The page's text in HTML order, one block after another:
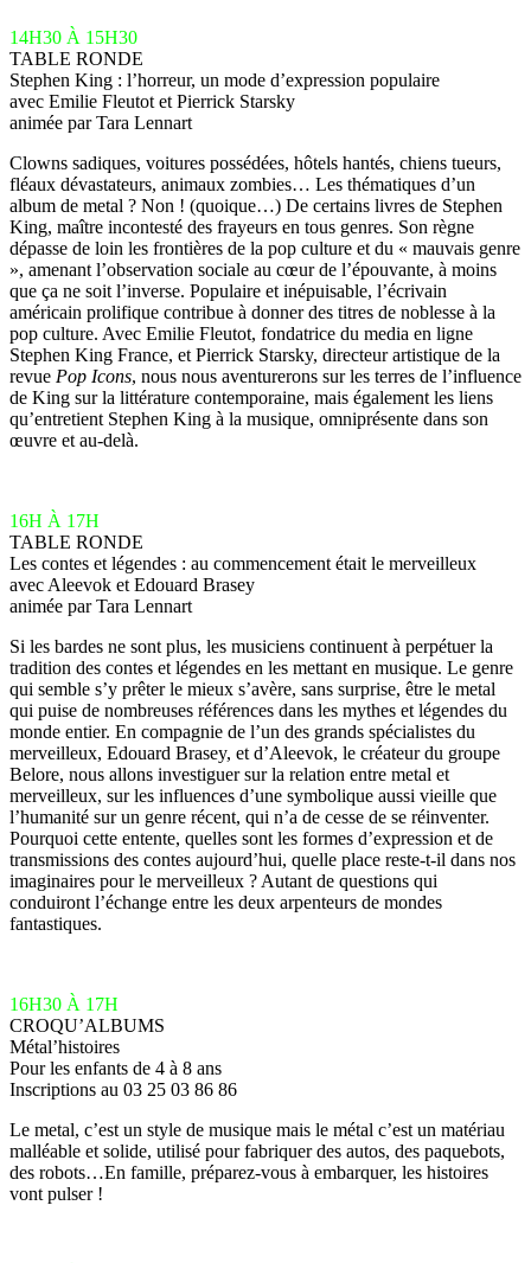
14H30 À 15H30
TABLE RONDE
Stephen King : l’horreur, un mode d’expression populaire
avec Emilie Fleutot et Pierrick Starsky
animée par Tara Lennart
Clowns sadiques, voitures possédées, hôtels hantés, chiens tueurs,
fléaux dévastateurs, animaux zombies… Les thématiques d’un
album de metal ? Non ! (quoique…) De certains livres de Stephen
King, maître incontesté des frayeurs en tous genres. Son règne
dépasse de loin les frontières de la pop culture et du « mauvais genre
», amenant l’observation sociale au cœur de l’épouvante, à moins
que ça ne soit l’inverse. Populaire et inépuisable, l’écrivain
américain prolifique contribue à donner des titres de noblesse à la
pop culture. Avec Emilie Fleutot, fondatrice du media en ligne
Stephen King France, et Pierrick Starsky, directeur artistique de la
revue Pop Icons, nous nous aventurerons sur les terres de l’influence
de King sur la littérature contemporaine, mais également les liens
qu’entretient Stephen King à la musique, omniprésente dans son
œuvre et au-delà.
16H À 17H
TABLE RONDE
Les contes et légendes : au commencement était le merveilleux
avec Aleevok et Edouard Brasey
animée par Tara Lennart
Si les bardes ne sont plus, les musiciens continuent à perpétuer la
tradition des contes et légendes en les mettant en musique. Le genre
qui semble s’y prêter le mieux s’avère, sans surprise, être le metal
qui puise de nombreuses références dans les mythes et légendes du
monde entier. En compagnie de l’un des grands spécialistes du
merveilleux, Edouard Brasey, et d’Aleevok, le créateur du groupe
Belore, nous allons investiguer sur la relation entre metal et
merveilleux, sur les influences d’une symbolique aussi vieille que
l’humanité sur un genre récent, qui n’a de cesse de se réinventer.
Pourquoi cette entente, quelles sont les formes d’expression et de
transmissions des contes aujourd’hui, quelle place reste-t-il dans nos
imaginaires pour le merveilleux ? Autant de questions qui
conduiront l’échange entre les deux arpenteurs de mondes
fantastiques.
16H30 À 17H
CROQU’ALBUMS
Métal’histoires
Pour les enfants de 4 à 8 ans
Inscriptions au 03 25 03 86 86
Le metal, c’est un style de musique mais le métal c’est un matériau
malléable et solide, utilisé pour fabriquer des autos, des paquebots,
des robots…En famille, préparez-vous à embarquer, les histoires
vont pulser !